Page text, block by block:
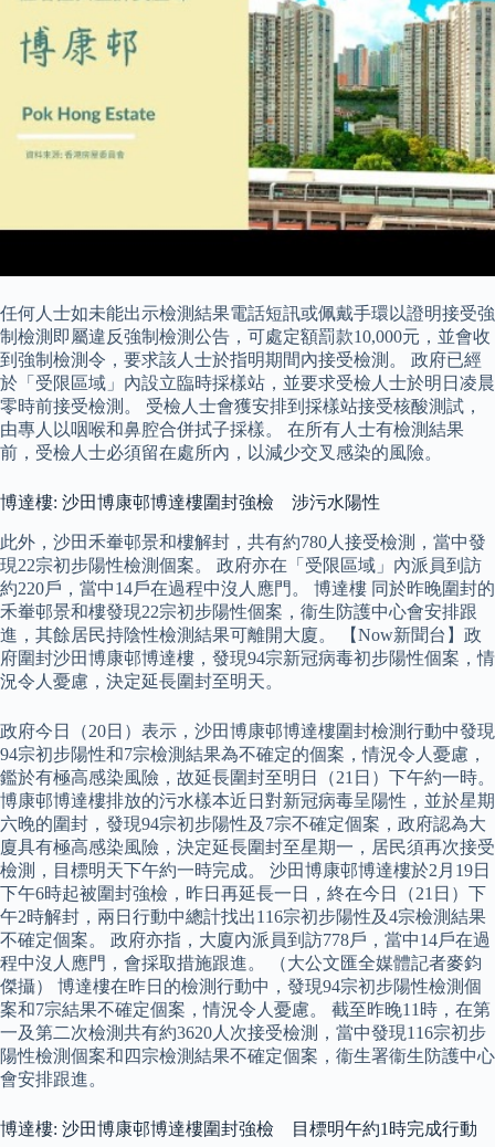
任何人士如未能出示檢測結果電話短訊或佩戴手環以證明接受強
制檢測即屬違反強制檢測公告，可處定額罰款10,000元，並會收
到強制檢測令，要求該人士於指明期間內接受檢測。 政府已經
於「受限區域」內設立臨時採樣站，並要求受檢人士於明日凌晨
零時前接受檢測。 受檢人士會獲安排到採樣站接受核酸測試，
由專人以咽喉和鼻腔合併拭子採樣。 在所有人士有檢測結果
前，受檢人士必須留在處所內，以減少交叉感染的風險。
博達樓: 沙田博康邨博達樓圍封強檢 涉污水陽性
此外，沙田禾輋邨景和樓解封，共有約780人接受檢測，當中發
現22宗初步陽性檢測個案。 政府亦在「受限區域」內派員到訪
約220戶，當中14戶在過程中沒人應門。 博達樓 同於昨晚圍封的
禾輋邨景和樓發現22宗初步陽性個案，衞生防護中心會安排跟
進，其餘居民持陰性檢測結果可離開大廈。 【Now新聞台】政
府圍封沙田博康邨博達樓，發現94宗新冠病毒初步陽性個案，情
況令人憂慮，決定延長圍封至明天。
政府今日（20日）表示，沙田博康邨博達樓圍封檢測行動中發現
94宗初步陽性和7宗檢測結果為不確定的個案，情況令人憂慮，
鑑於有極高感染風險，故延長圍封至明日（21日）下午約一時。
博康邨博達樓排放的污水樣本近日對新冠病毒呈陽性，並於星期
六晚的圍封，發現94宗初步陽性及7宗不確定個案，政府認為大
廈具有極高感染風險，決定延長圍封至星期一，居民須再次接受
檢測，目標明天下午約一時完成。 沙田博康邨博達樓於2月19日
下午6時起被圍封強檢，昨日再延長一日，終在今日（21日）下
午2時解封，兩日行動中總計找出116宗初步陽性及4宗檢測結果
不確定個案。 政府亦指，大廈內派員到訪778戶，當中14戶在過
程中沒人應門，會採取措施跟進。 （大公文匯全媒體記者麥鈞
傑攝） 博達樓在昨日的檢測行動中，發現94宗初步陽性檢測個
案和7宗結果不確定個案，情況令人憂慮。 截至昨晚11時，在第
一及第二次檢測共有約3620人次接受檢測，當中發現116宗初步
陽性檢測個案和四宗檢測結果不確定個案，衞生署衞生防護中心
會安排跟進。
博達樓: 沙田博康邨博達樓圍封強檢 目標明午約1時完成行動